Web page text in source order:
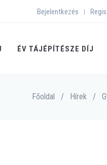
Bejelentkezés |
ÉV TÁJÉPÍTÉSZE DÍJ
Főoldal / Hírek /